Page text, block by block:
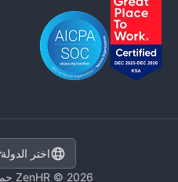
اختر الدولة
ZenHR © 2026 جميع الحقوق محفوظة